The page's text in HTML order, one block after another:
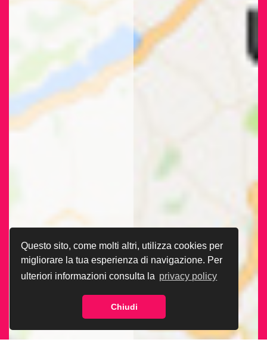
Questo sito, come molti altri, utilizza cookies per
migliorare la tua esperienza di navigazione. Per
ulteriori informazioni consulta la privacy policy
Chiudi